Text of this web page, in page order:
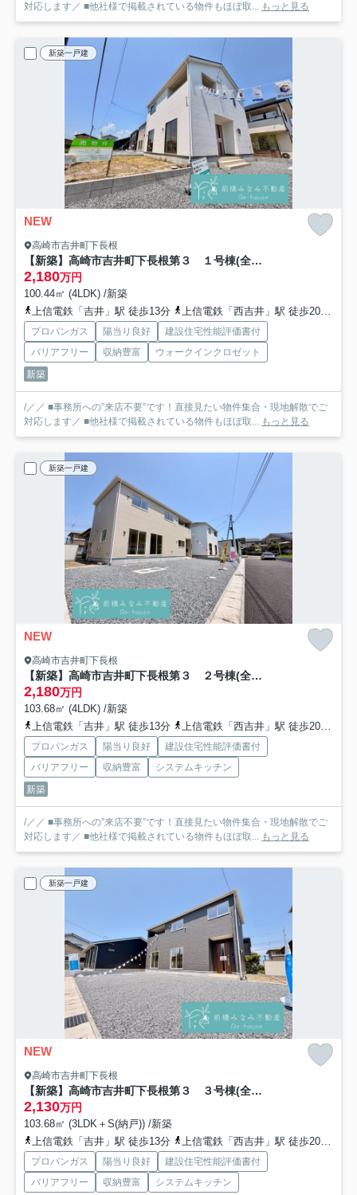
対応します／ ■他社様で掲載されている物件もほぼ取... もっと見る
新築一戸建
NEW
高崎市吉井町下長根
【新築】高崎市吉井町下長根第３ １号棟(全４棟) クレイドルガーデン 新築建売分譲
2,180万円
100.44㎡ (4LDK) /新築
上信電鉄「吉井」駅 徒歩13分
上信電鉄「西吉井」駅 徒歩20分
プロパンガス 陽当り良好
建設住宅性能評価書付
バリアフリー
収納豊富
ウォークインクロゼット
新築
/／／ ■事務所への”来店不要”です！直接見たい物件集合・現地解散でご
対応します／ ■他社様で掲載されている物件もほぼ取... もっと見る
新築一戸建
NEW
高崎市吉井町下長根
【新築】高崎市吉井町下長根第３ ２号棟(全４棟) クレイドルガーデン 新築建売分譲
2,180万円
103.68㎡ (4LDK) /新築
上信電鉄「吉井」駅 徒歩13分
上信電鉄「西吉井」駅 徒歩20分
プロパンガス 陽当り良好
建設住宅性能評価書付
バリアフリー
収納豊富
システムキッチン
新築
/／／ ■事務所への”来店不要”です！直接見たい物件集合・現地解散でご
対応します／ ■他社様で掲載されている物件もほぼ取... もっと見る
新築一戸建
NEW
高崎市吉井町下長根
【新築】高崎市吉井町下長根第３ ３号棟(全４棟) クレイドルガーデン 新築建売分譲
2,130万円
103.68㎡ (3LDK＋S(納戸)) /新築
上信電鉄「吉井」駅 徒歩13分
上信電鉄「西吉井」駅 徒歩20分
プロパンガス 陽当り良好
建設住宅性能評価書付
バリアフリー
収納豊富
システムキッチン